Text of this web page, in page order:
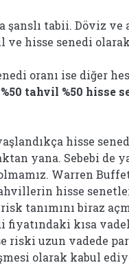
şanslı tabii. Döviz
hisse senedi
oranı ise diğer
%50 tahvil %50 hisse
hisse
yana. Sebebi de
Warren
hisse
tanımını biraz
fiyatındaki kısa
riski uzun vadede
olarak kabul